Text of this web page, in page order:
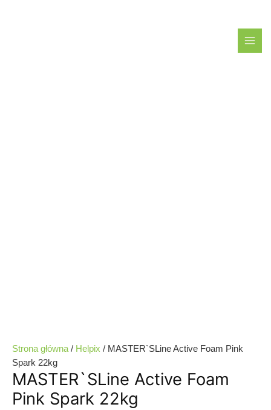
Strona główna / Helpix / MASTER`SLine Active Foam Pink
Spark 22kg
MASTER`SLine Active Foam
Pink Spark 22kg